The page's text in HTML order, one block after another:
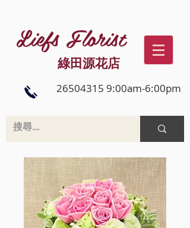
Liefs Florist
綠田源花店
26504315 9:00am-6:00pm